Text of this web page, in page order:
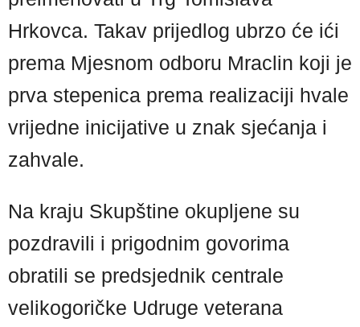
Hrkovca. Takav prijedlog ubrzo će ići
prema Mjesnom odboru Mraclin koji je
prva stepenica prema realizaciji hvale
vrijedne inicijative u znak sjećanja i
zahvale.
Na kraju Skupštine okupljene su
pozdravili i prigodnim govorima
obratili se predsjednik centrale
velikogoričke Udruge veterana